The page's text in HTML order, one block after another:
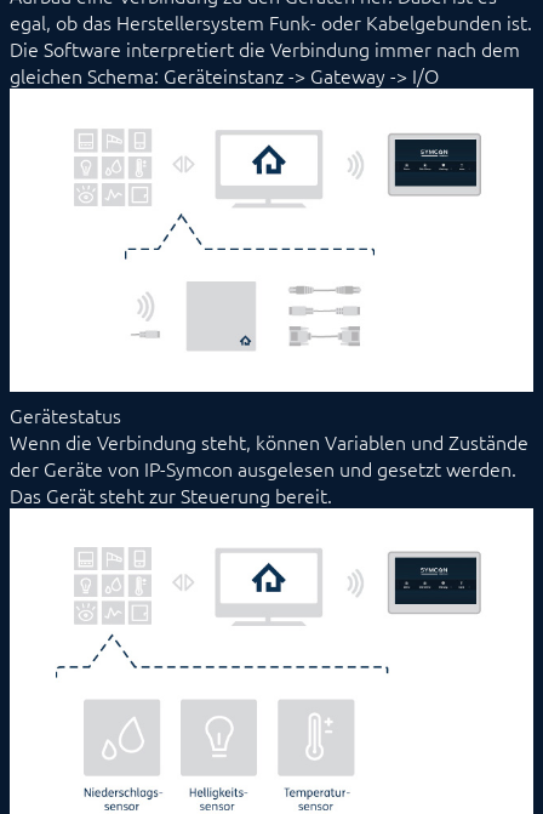
egal, ob das Herstellersystem Funk- oder Kabelgebunden ist.
Die Software interpretiert die Verbindung immer nach dem
gleichen Schema: Geräteinstanz -> Gateway -> I/O
Gerätestatus
Wenn die Verbindung steht, können Variablen und Zustände
der Geräte von IP-Symcon ausgelesen und gesetzt werden.
Das Gerät steht zur Steuerung bereit.